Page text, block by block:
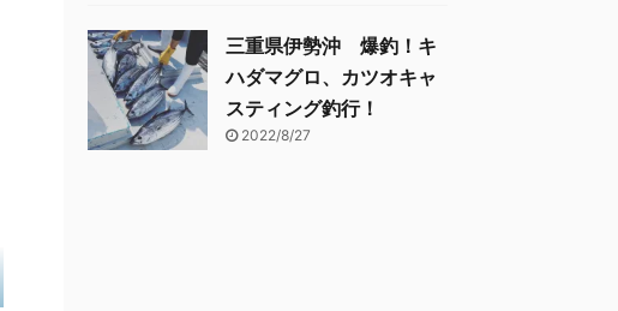
三重県伊勢沖 爆釣！キ
ハダマグロ、カツオキャ
スティング釣行！
2022/8/27